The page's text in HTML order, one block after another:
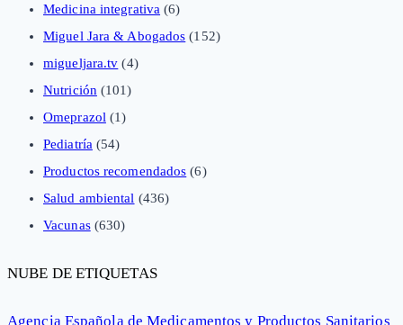
Medicina integrativa (6)
Miguel Jara & Abogados (152)
migueljara.tv (4)
Nutrición (101)
Omeprazol (1)
Pediatría (54)
Productos recomendados (6)
Salud ambiental (436)
Vacunas(630)
NUBE DE ETIQUETAS
Agencia Española de Medicamentos y Productos Sanitarios